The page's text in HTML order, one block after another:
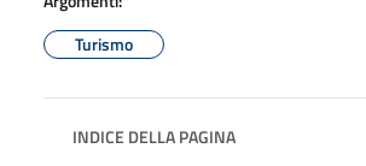
Turismo
INDICE DELLA PAGINA